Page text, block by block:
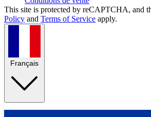
This site is protected by reCAPTCHA, and
Policy and Terms of Service apply.
Français